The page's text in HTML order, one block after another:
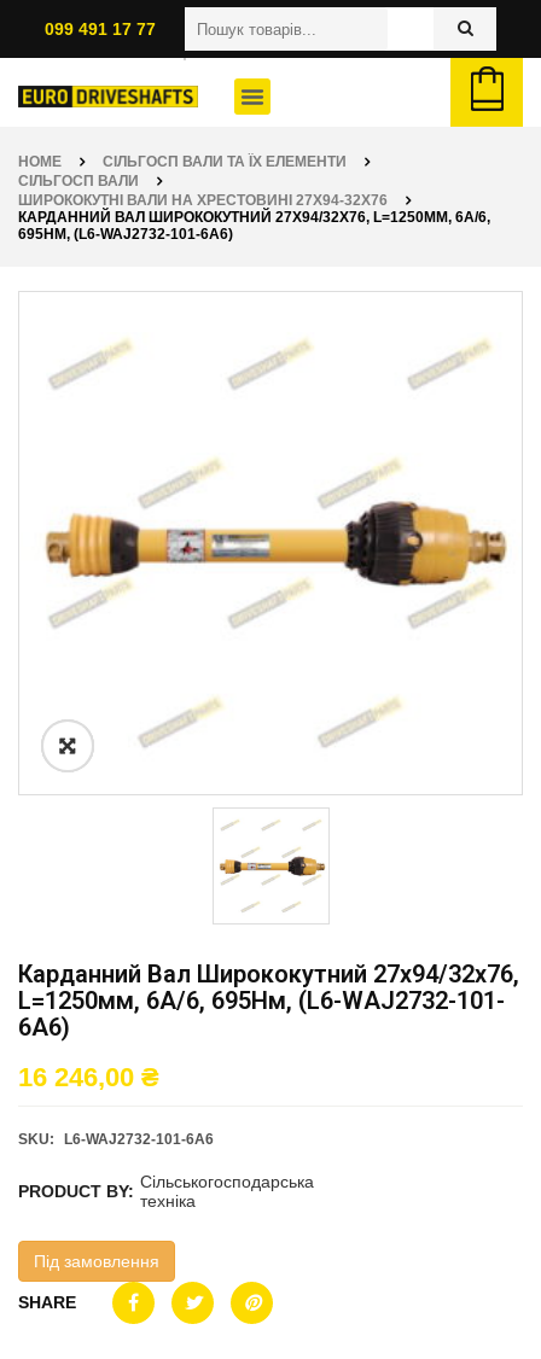
099 491 17 77
HOME
СІЛЬГОСП ВАЛИ ТА ЇХ ЕЛЕМЕНТИ
СІЛЬГОСП ВАЛИ
ШИРОКОКУТНІ ВАЛИ НА ХРЕСТОВИНІ 27Х94-32Х76
КАРДАННИЙ ВАЛ ШИРОКОКУТНИЙ 27Х94/32Х76, L=1250ММ, 6A/6,
695НМ, (L6-WAJ2732-101-6A6)
Карданний Вал Ширококутний 27х94/32х76,
L=1250мм, 6A/6, 695Нм, (L6-WAJ2732-101-
6A6)
16 246,00 ₴
SKU: L6-WAJ2732-101-6A6
PRODUCT BY: Сільськогосподарська
техніка
Під замовлення
SHARE